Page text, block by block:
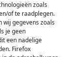
zoals
of te raadplegen.
wij gegevens zoals
je geen
een nadelige
Firefox